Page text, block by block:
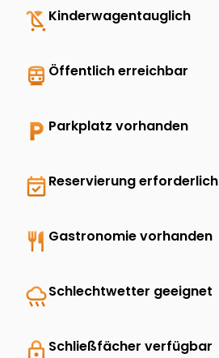
child_friendly Kinderwagentauglich
directions_transit Öffentlich erreichbar
local_parking Parkplatz vorhanden
event_availableReservierung erforderlich
restaurant Gastronomie vorhanden
rainySchlechtwetter geeignet
lock Schließfächer verfügbar